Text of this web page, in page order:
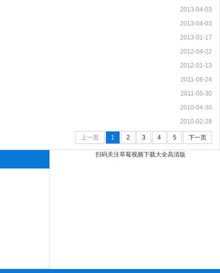
2013-04-03
2013-04-03
2013-01-17
2012-04-22
2012-01-13
2011-08-24
2011-05-30
2010-04-30
2010-02-28
上一页 1 2 3 4 5 下一页
扫码关注草莓视频下载大全高清版